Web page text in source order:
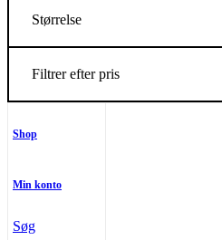
Størrelse
Filtrer efter pris
Shop
Min konto
Søg